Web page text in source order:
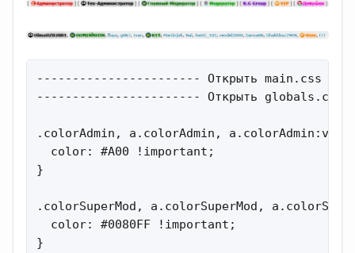
----------------------- Открыть main.css и
----------------------- Открыть globals.css
.colorAdmin, a.colorAdmin,
  color: #A00 !important;
}
.colorSuperMod, a.colorSuperMod,
  color: #0080FF !important;
}